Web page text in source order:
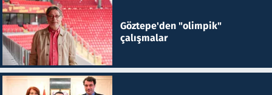
Göztepe'den "olimpik"
çalışmalar